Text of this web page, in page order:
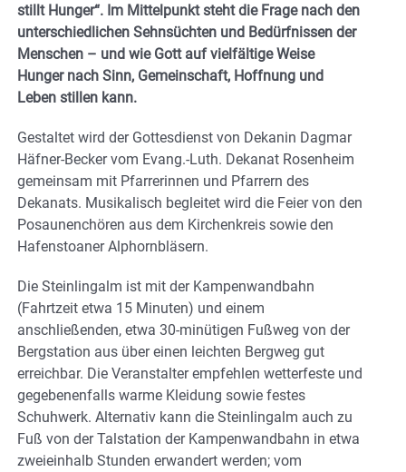
stillt Hunger“. Im Mittelpunkt steht die Frage nach den
unterschiedlichen Sehnsüchten und Bedürfnissen der
Menschen – und wie Gott auf vielfältige Weise
Hunger nach Sinn, Gemeinschaft, Hoffnung und
Leben stillen kann.
Gestaltet wird der Gottesdienst von Dekanin Dagmar
Häfner-Becker vom Evang.-Luth. Dekanat Rosenheim
gemeinsam mit Pfarrerinnen und Pfarrern des
Dekanats. Musikalisch begleitet wird die Feier von den
Posaunenchören aus dem Kirchenkreis sowie den
Hafenstoaner Alphornbläsern.
Die Steinlingalm ist mit der Kampenwandbahn
(Fahrtzeit etwa 15 Minuten) und einem
anschließenden, etwa 30-minütigen Fußweg von der
Bergstation aus über einen leichten Bergweg gut
erreichbar. Die Veranstalter empfehlen wetterfeste und
gegebenenfalls warme Kleidung sowie festes
Schuhwerk. Alternativ kann die Steinlingalm auch zu
Fuß von der Talstation der Kampenwandbahn in etwa
zweieinhalb Stunden erwandert werden; vom